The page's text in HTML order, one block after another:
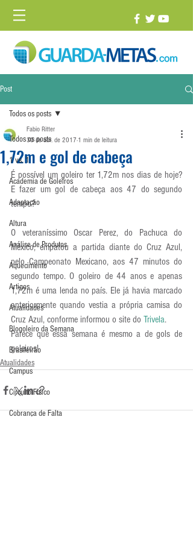
Post
Todos os posts
1 vs. 1
Academia de Goleiros
Adaptação
Altura
Análise de Produtos
Aquecimento
Artigos
Atualidades
Blogoleiro da Semana
Brasileirão
Campus
Circuito Físico
Cobrança de Falta
Todos os posts
1,72m e gol de cabeça
Fabio Ritter
30 de abr. de 2017 1 min de leitura
É possível um goleiro ter 1,72m nos dias de hoje?
E fazer um gol de cabeça aos 47 do segundo
tempo?
O veteraníssimo Oscar Perez, do Pachuca do
México, empatou a partida diante do Cruz Azul,
pelo Campeonato Mexicano, aos 47 minutos do
segundo tempo. O goleiro de 44 anos e apenas
1,72m é uma lenda no país. Ele já havia marcado
anteriormente quando vestia a própria camisa do
Cruz Azul, conforme informou o site do Trivela.
Parece que essa semana é mesmo a de gols de
goleiros!
Atualidades